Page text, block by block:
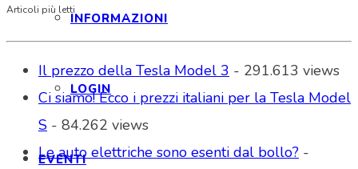
INFORMAZIONI
LOGIN
EVENTI
Articoli più letti
Il prezzo della Tesla Model 3 - 291.613 views
Ci siamo! Ecco i prezzi italiani per la Tesla Model
S - 84.262 views
Le auto elettriche sono esenti dal bollo? -